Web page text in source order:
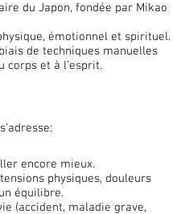
du Japon, fondée par Mikao
émotionnel et spirituel.
de techniques manuelles
corps et à l’esprit.
encore mieux.
physiques, douleurs
équilibre.
(accident, maladie grave,